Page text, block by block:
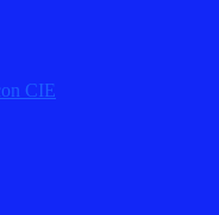
CIE